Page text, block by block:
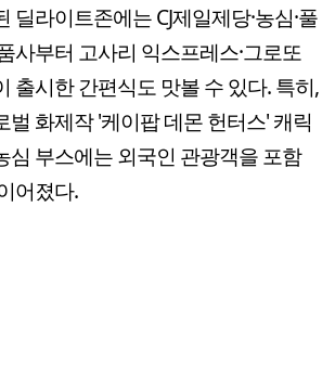
딜라이트존에는 CJ제일제당·농심·풀
사부터 고사리 익스프레스·그로또
출시한 간편식도 맛볼 수 있다. 특히,
벌 화제작 '케이팝 데몬 헌터스' 캐릭
심 부스에는 외국인 관광객을 포함
어졌다.